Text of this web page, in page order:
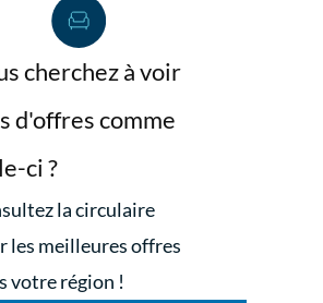
cherchez à voir
d'offres comme
ci ?
la circulaire
les meilleures offres
votre région !